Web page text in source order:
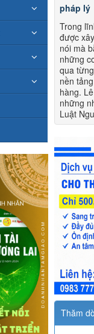
pháp lý
Trong
được
nói mà
những
qua
nền
hàng.
những
Luật
Thăm